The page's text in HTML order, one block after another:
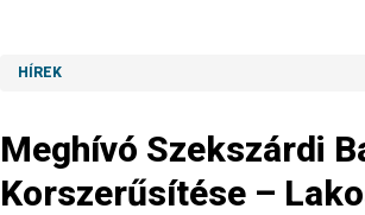
HÍREK
Meghívó Szekszárdi
Korszerűsítése –